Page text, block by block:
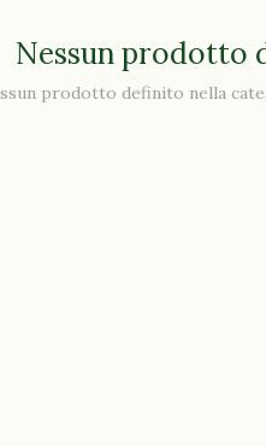
Nessun prodotto
prodotto definito nella